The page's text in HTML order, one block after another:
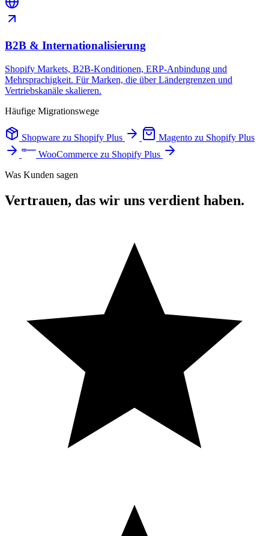
B2B & Internationalisierung
Shopify Markets, B2B-Konditionen, ERP-Anbindung und
Mehrsprachigkeit. Für Marken, die über Ländergrenzen und
Vertriebskanäle skalieren.
Häufige Migrationswege
Shopware zu Shopify Plus
Magento zu Shopify Plus
WooCommerce zu Shopify Plus
Was Kunden sagen
Vertrauen, das wir uns verdient haben.